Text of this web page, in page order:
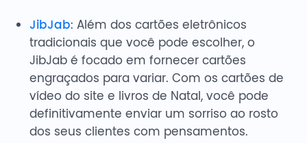
JibJab: Além dos cartões eletrônicos
tradicionais que você pode escolher, o
JibJab é focado em fornecer cartões
engraçados para variar. Com os cartões de
vídeo do site e livros de Natal, você pode
definitivamente enviar um sorriso ao rosto
dos seus clientes com pensamentos.